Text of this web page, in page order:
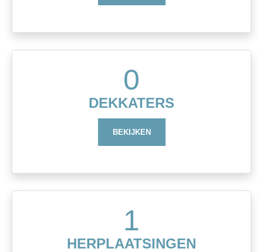
0
DEKKATERS
BEKIJKEN
1
HERPLAATSINGEN